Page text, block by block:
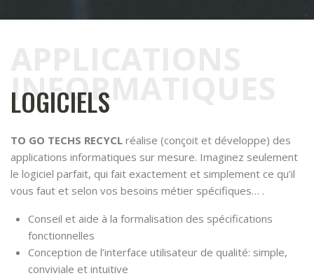
INFORMATIQUES
LOGICIELS
TO GO TECHS RECYCL réalise (conçoit et développe) des
applications informatiques sur mesure. Imaginez seulement
le logiciel parfait, qui fait exactement et simplement ce qu’il
vous faut et selon vos besoins métier spécifiques… .
Conseil et aide à la formalisation des spécifications
fonctionnelles
Conception de l’interface utilisateur de qualité: simple,
conviviale et intuitive